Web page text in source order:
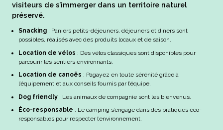
visiteurs de s’immerger dans un territoire naturel
préservé.
Snacking : Paniers petits-déjeuners, déjeuners et diners sont
possibles, réalisés avec des produits locaux et de saison.
Location de vélos : Des vélos classiques sont disponibles pour
parcourir les sentiers environnants.
Location de canoës : Pagayez en toute sérénité grâce à
l’équipement et aux conseils fournis par l’équipe.
Dog friendly : Les animaux de compagnie sont les bienvenus.
Éco-responsable : Le camping s’engage dans des pratiques éco-
responsables pour respecter l’environnement.